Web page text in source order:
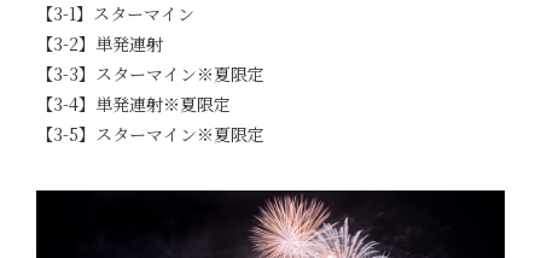
【3-1】スターマイン
【3-2】単発連射
【3-3】スターマイン※夏限定
【3-4】単発連射※夏限定
【3-5】スターマイン※夏限定